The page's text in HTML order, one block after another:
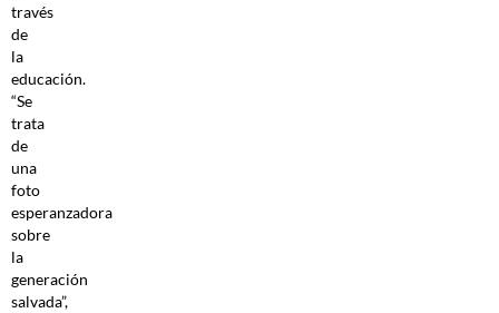
través
de
la
educación.
“Se
trata
de
una
foto
esperanzadora
sobre
la
generación
salvada”,